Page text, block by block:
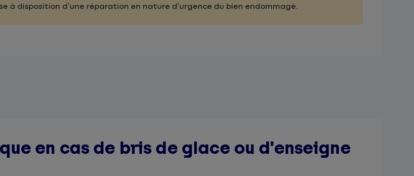
à disposition d’une réparation en nature d’urgence du bien endommagé.
en cas de bris de glace ou d'enseigne